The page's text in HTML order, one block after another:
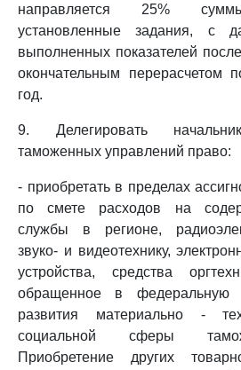
направляется 25%
установленные задания, с
выполненных показателей
окончательным перерасчетом
год.
9. Делегировать
таможенных управлений право:
- приобретать в пределах
по смете расходов на
службы в регионе,
звуко- и видеотехнику,
устройства, средства
обращенное в федеральную
развития материально -
социальной сферы
Приобретение других